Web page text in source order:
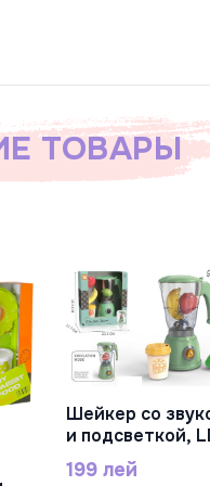
ТОВАРЫ
В Корзину
Шейкер со
и подсветкой,
664A
199 лей